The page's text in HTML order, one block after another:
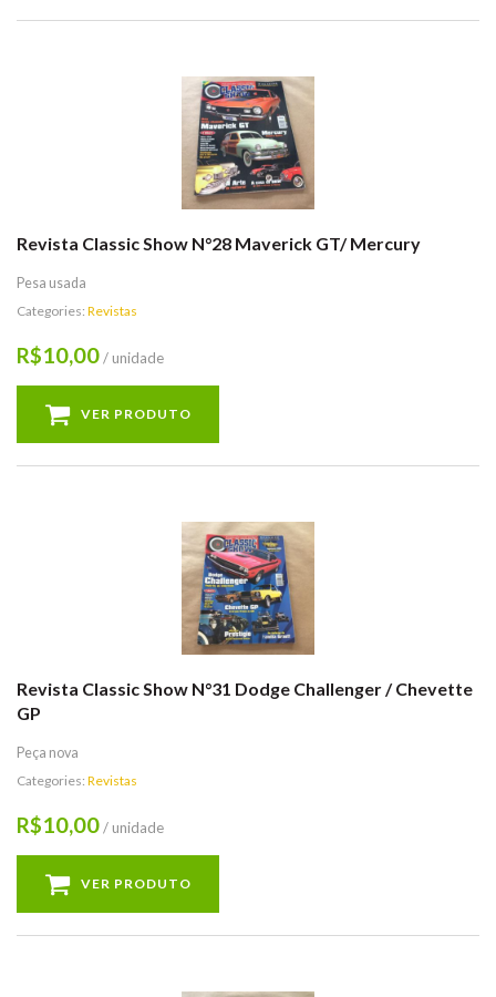
Revista Classic Show N°28 Maverick GT/ Mercury
Pesa usada
Categories: Revistas
R$10,00/ unidade
VER PRODUTO
Revista Classic Show N°31 Dodge Challenger / Chevette
GP
Peça nova
Categories: Revistas
R$10,00/ unidade
VER PRODUTO